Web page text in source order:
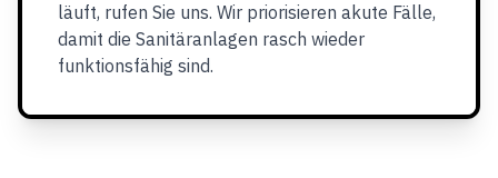
läuft, rufen Sie uns. Wir priorisieren akute Fälle,
damit die Sanitäranlagen rasch wieder
funktionsfähig sind.